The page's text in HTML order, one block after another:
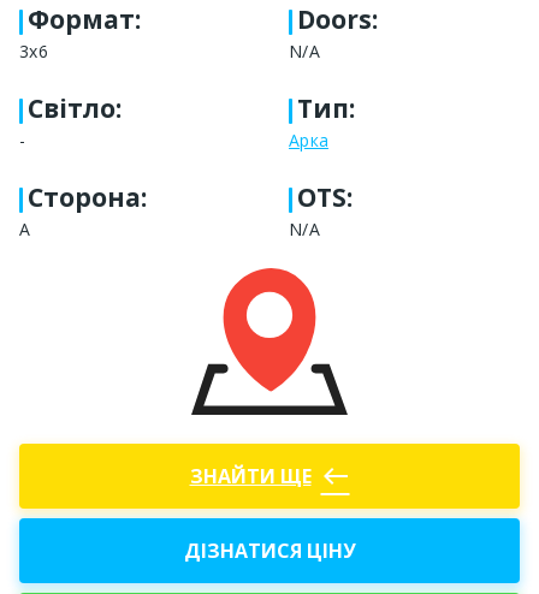
Формат:
3х6
Doors:
N/A
Світло:
-
Тип:
Арка
Сторона:
А
OTS:
N/A
ЗНАЙТИ ЩЕ west
ДІЗНАТИСЯ ЦІНУ